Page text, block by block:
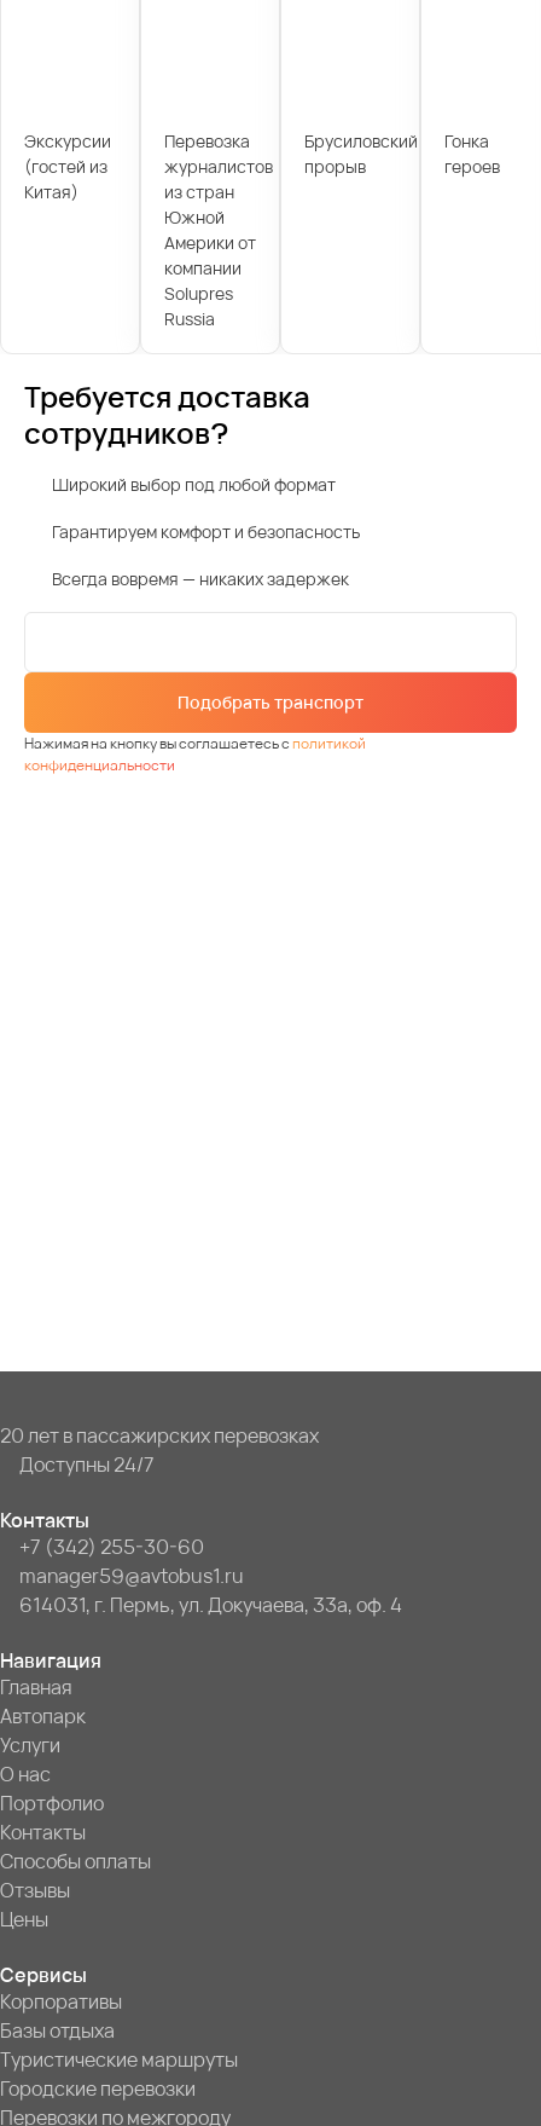
Экскурсии
(гостей из
Китая)
Перевозка
журналистов
из стран
Южной
Америки от
компании
Solupres
Russia
Брусиловский
прорыв
Гонка
героев
Требуется доставка
сотрудников?
Широкий выбор под любой формат
Гарантируем комфорт и безопасность
Всегда вовремя — никаких задержек
Подобрать транспорт
Нажимая на кнопку вы соглашаетесь сполитикой
конфиденциальности
20 лет в пассажирских перевозках
Доступны 24/7
Контакты
+7 (342) 255-30-60
manager59@avtobus1.ru
614031, г. Пермь, ул. Докучаева, 33а, оф. 4
Навигация
Главная
Автопарк
Услуги
О нас
Портфолио
Контакты
Способы оплаты
Отзывы
Цены
Сервисы
Корпоративы
Базы отдыха
Туристические маршруты
Городские перевозки
Перевозки по межгороду